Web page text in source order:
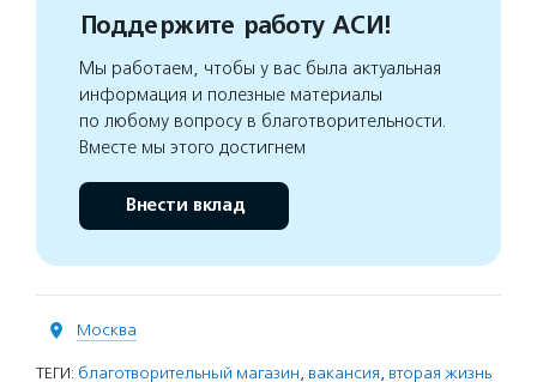
Поддержите работу АСИ!
Мы работаем, чтобы у вас была актуальная
информация и полезные материалы
по любому вопросу в благотворительности.
Вместе мы этого достигнем
Внести вклад
Москва
ТЕГИ: благотворительный магазин, вакансия, вторая жизнь